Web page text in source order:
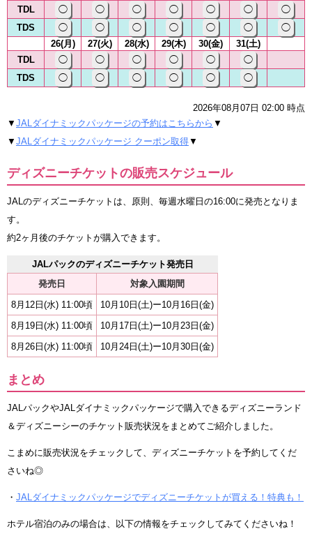
TDL
◯ ◯ ◯ ◯ ◯ ◯
◯
TDS
◯ ◯ ◯ ◯ ◯ ◯
◯
26(月)
27(火) 28(水) 29(木) 30(金)
31(土)
TDL
◯ ◯ ◯ ◯ ◯
◯
TDS
◯ ◯ ◯ ◯ ◯ ◯
2026年08月07日 02:00 時点
▼ JALダイナミックパッケージの予約はこちらから ▼
▼ JALダイナミックパッケージ クーポン取得▼
ディズニーチケットの販売スケジュール
JALのディズニーチケットは、原則、毎週水曜日の16:00に発売となりま
す。
約2ヶ月後のチケットが購入できます。
JALパックのディズニーチケット発売日
発売日
対象入園期間
8月12日(水) 11:00頃
10月10日(土)ー10月16日(金)
8月19日(水) 11:00頃
10月17日(土)ー10月23日(金)
8月26日(水) 11:00頃
10月24日(土)ー10月30日(金)
まとめ
JALパックやJALダイナミックパッケージで購入できるディズニーランド
＆ディズニーシーのチケット販売状況をまとめてご紹介しました。
こまめに販売状況をチェックして、ディズニーチケットを予約してくだ
さいね◎
・ JALダイナミックパッケージでディズニーチケットが買える！特典も！
ホテル宿泊のみの場合は、以下の情報をチェックしてみてくださいね！